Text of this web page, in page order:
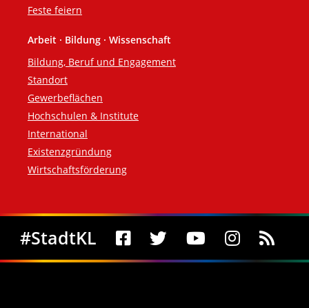
Feste feiern
Arbeit · Bildung · Wissenschaft
Bildung, Beruf und Engagement
Standort
Gewerbeflächen
Hochschulen & Institute
International
Existenzgründung
Wirtschaftsförderung
Social Media
#StadtKL